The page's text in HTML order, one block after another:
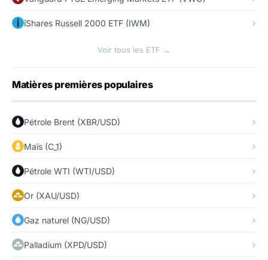
iShares Russell 2000 ETF (IWM)
Voir tous les ETF →
Matières premières populaires
Pétrole Brent (XBR/USD)
Maïs (C_1)
Pétrole WTI (WTI/USD)
Or (XAU/USD)
Gaz naturel (NG/USD)
Palladium (XPD/USD)